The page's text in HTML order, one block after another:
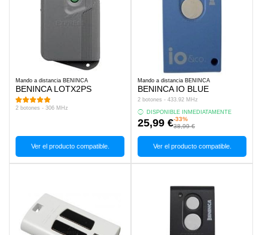
Mando a distancia BENINCA
BENINCA LOTX2PS
2 botones - 306 MHz
Ver el producto compatible.
Mando a distancia BENINCA
BENINCA IO BLUE
2 botones - 433.92 MHz
DISPONIBLE INMEDIATAMENTE
25,99 €-33%
38,99 €
Ver el producto compatible.